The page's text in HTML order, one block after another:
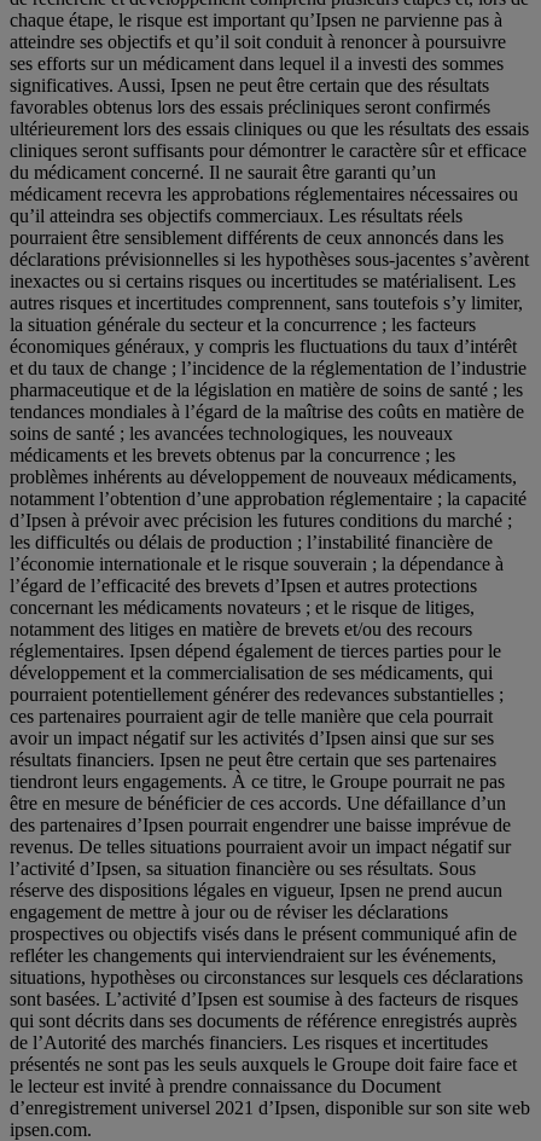
chaque étape, le risque est important qu’Ipsen ne parvienne pas à
atteindre ses objectifs et qu’il soit conduit à renoncer à poursuivre
ses efforts sur un médicament dans lequel il a investi des sommes
significatives. Aussi, Ipsen ne peut être certain que des résultats
favorables obtenus lors des essais précliniques seront confirmés
ultérieurement lors des essais cliniques ou que les résultats des essais
cliniques seront suffisants pour démontrer le caractère sûr et efficace
du médicament concerné. Il ne saurait être garanti qu’un
médicament recevra les approbations réglementaires nécessaires ou
qu’il atteindra ses objectifs commerciaux. Les résultats réels
pourraient être sensiblement différents de ceux annoncés dans les
déclarations prévisionnelles si les hypothèses sous-jacentes s’avèrent
inexactes ou si certains risques ou incertitudes se matérialisent. Les
autres risques et incertitudes comprennent, sans toutefois s’y limiter,
la situation générale du secteur et la concurrence ; les facteurs
économiques généraux, y compris les fluctuations du taux d’intérêt
et du taux de change ; l’incidence de la réglementation de l’industrie
pharmaceutique et de la législation en matière de soins de santé ; les
tendances mondiales à l’égard de la maîtrise des coûts en matière de
soins de santé ; les avancées technologiques, les nouveaux
médicaments et les brevets obtenus par la concurrence ; les
problèmes inhérents au développement de nouveaux médicaments,
notamment l’obtention d’une approbation réglementaire ; la capacité
d’Ipsen à prévoir avec précision les futures conditions du marché ;
les difficultés ou délais de production ; l’instabilité financière de
l’économie internationale et le risque souverain ; la dépendance à
l’égard de l’efficacité des brevets d’Ipsen et autres protections
concernant les médicaments novateurs ; et le risque de litiges,
notamment des litiges en matière de brevets et/ou des recours
réglementaires. Ipsen dépend également de tierces parties pour le
développement et la commercialisation de ses médicaments, qui
pourraient potentiellement générer des redevances substantielles ;
ces partenaires pourraient agir de telle manière que cela pourrait
avoir un impact négatif sur les activités d’Ipsen ainsi que sur ses
résultats financiers. Ipsen ne peut être certain que ses partenaires
tiendront leurs engagements. À ce titre, le Groupe pourrait ne pas
être en mesure de bénéficier de ces accords. Une défaillance d’un
des partenaires d’Ipsen pourrait engendrer une baisse imprévue de
revenus. De telles situations pourraient avoir un impact négatif sur
l’activité d’Ipsen, sa situation financière ou ses résultats. Sous
réserve des dispositions légales en vigueur, Ipsen ne prend aucun
engagement de mettre à jour ou de réviser les déclarations
prospectives ou objectifs visés dans le présent communiqué afin de
refléter les changements qui interviendraient sur les événements,
situations, hypothèses ou circonstances sur lesquels ces déclarations
sont basées. L’activité d’Ipsen est soumise à des facteurs de risques
qui sont décrits dans ses documents de référence enregistrés auprès
de l’Autorité des marchés financiers. Les risques et incertitudes
présentés ne sont pas les seuls auxquels le Groupe doit faire face et
le lecteur est invité à prendre connaissance du Document
d’enregistrement universel 2021 d’Ipsen, disponible sur son site web
ipsen.com.